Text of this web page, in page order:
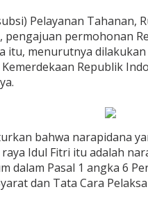
Pelayanan Tahanan,
pengajuan permohonan
itu, menurutnya
Republik
bahwa narapidana
Idul Fitri itu adalah
dalam Pasal 1 angka 6
dan Tata Cara